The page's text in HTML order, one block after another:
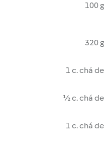
100 g
320 g
1 c. chá de
½ c. chá de
1 c. chá de